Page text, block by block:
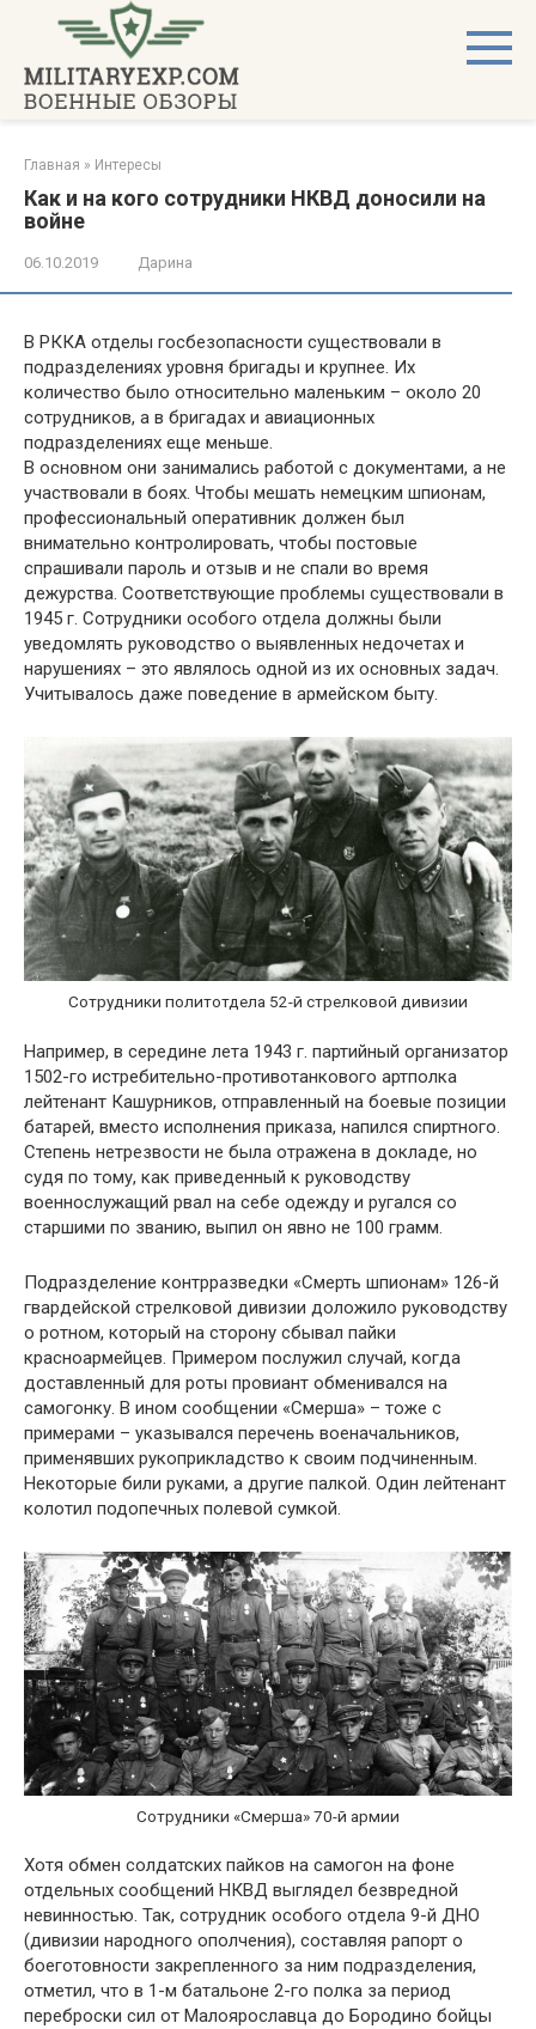
контенту
Главная » Интересы
Как и на кого сотрудники НКВД доносили на
войне
06.10.2019 Дарина
В РККА отделы госбезопасности существовали в
подразделениях уровня бригады и крупнее. Их
количество было относительно маленьким – около 20
сотрудников, а в бригадах и авиационных
подразделениях еще меньше.
В основном они занимались работой с документами, а не
участвовали в боях. Чтобы мешать немецким шпионам,
профессиональный оперативник должен был
внимательно контролировать, чтобы постовые
спрашивали пароль и отзыв и не спали во время
дежурства. Соответствующие проблемы существовали в
1945 г. Сотрудники особого отдела должны были
уведомлять руководство о выявленных недочетах и
нарушениях – это являлось одной из их основных задач.
Учитывалось даже поведение в армейском быту.
Сотрудники политотдела 52-й стрелковой дивизии
Например, в середине лета 1943 г. партийный организатор
1502-го истребительно-противотанкового артполка
лейтенант Кашурников, отправленный на боевые позиции
батарей, вместо исполнения приказа, напился спиртного.
Степень нетрезвости не была отражена в докладе, но
судя по тому, как приведенный к руководству
военнослужащий рвал на себе одежду и ругался со
старшими по званию, выпил он явно не 100 грамм.
Подразделение контрразведки «Смерть шпионам» 126-й
гвардейской стрелковой дивизии доложило руководству
о ротном, который на сторону сбывал пайки
красноармейцев. Примером послужил случай, когда
доставленный для роты провиант обменивался на
самогонку. В ином сообщении «Смерша» – тоже с
примерами – указывался перечень военачальников,
применявших рукоприкладство к своим подчиненным.
Некоторые били руками, а другие палкой. Один лейтенант
колотил подопечных полевой сумкой.
Сотрудники «Смерша» 70-й армии
Хотя обмен солдатских пайков на самогон на фоне
отдельных сообщений НКВД выглядел безвредной
невинностью. Так, сотрудник особого отдела 9-й ДНО
(дивизии народного ополчения), составляя рапорт о
боеготовности закрепленного за ним подразделения,
отметил, что в 1-м батальоне 2-го полка за период
переброски сил от Малоярославца до Бородино бойцы